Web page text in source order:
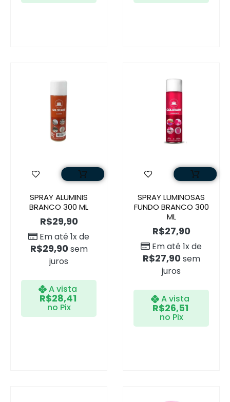
SPRAY ALUMINIS
BRANCO 300 ML
R$29,90
Em até 1x de
R$29,90 sem
juros
A vista
R$28,41
no Pix
SPRAY LUMINOSAS
FUNDO BRANCO 300
ML
R$27,90
Em até 1x de
R$27,90 sem
juros
A vista
R$26,51
no Pix